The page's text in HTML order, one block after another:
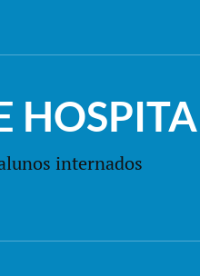
internados